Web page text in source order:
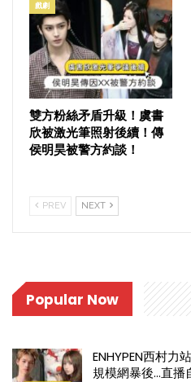
戲劇
雙方粉絲矛盾升級！虞書
欣被激光筆照射後續！傳
侯明昊被警方約談！
PREV NEXT
Popular Now
ENHYPEN西村力
規模網暴後…直播